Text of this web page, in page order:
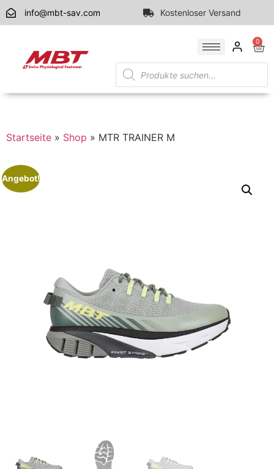
info@mbt-sav.com Kostenloser Versand
0
Startseite » Shop » MTR TRAINER M
Angebot!